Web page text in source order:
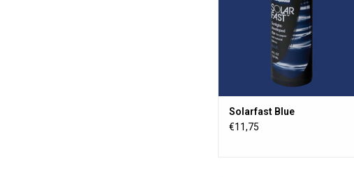
Textilien, Holz, Papier usw.
Solarfast Blue
€11,75